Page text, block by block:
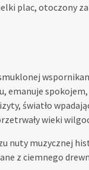
plac, otoczony
emanuje
światło
wieki
nuty muzycznej
z ciemnego